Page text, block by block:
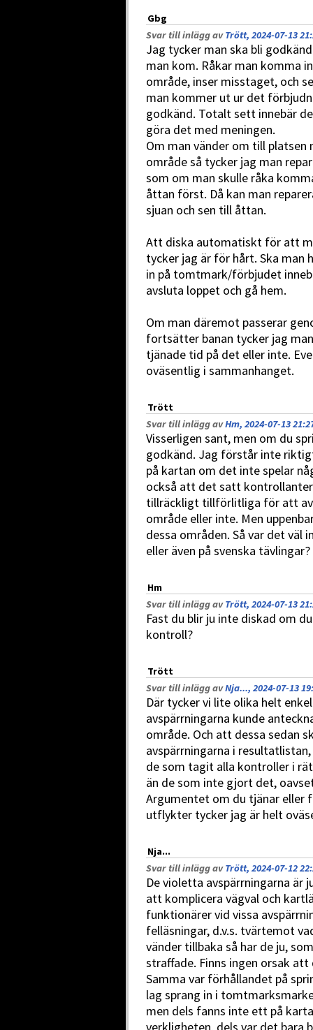
Gbg
Svar till inlägg avTrött, 2024-07-13
Jag tycker man ska bli
man kom. Råkar man komma
område, inser misstaget, och
man kommer ut ur det
godkänd. Totalt sett innebär
göra det med meningen.
Om man vänder om till platsen
område så tycker jag man
som om man skulle råka
åttan först. Då kan man
sjuan och sen till åttan.
Att diska automatiskt för att
tycker jag är för hårt. Ska man
in på tomtmark/förbjudet
avsluta loppet och gå hem.
Om man däremot passerar
fortsätter banan tycker jag
tjänade tid på det eller inte.
oväsentlig i sammanhanget.
Trött
Svar till inlägg avHm, 2024-07-13
Visserligen sant, men om du
godkänd. Jag förstår inte
på kartan om det inte spelar
också att det satt
tillräckligt tillförlitliga för att
område eller inte. Men
dessa områden. Så var det väl
eller även på svenska
Hm
Svar till inlägg avTrött, 2024-07-13
Fast du blir ju inte diskad om
kontroll?
Trött
Svar till inlägg avNja..., 2024-07-13
Där tycker vi lite olika helt
avspärrningarna kunde
område. Och att dessa sedan
avspärrningarna i
de som tagit alla kontroller i
än de som inte gjort det,
Argumentet om du tjänar eller
utflykter tycker jag är helt
Nja...
Svar till inlägg avTrött, 2024-07-12
De violetta avspärrningarna är
att komplicera vägval och
funktionärer vid vissa
felläsningar, d.v.s. tvärtemot
vänder tillbaka så har de ju,
straffade. Finns ingen orsak att
Samma var förhållandet på
lag sprang in i
men dels fanns inte ett på